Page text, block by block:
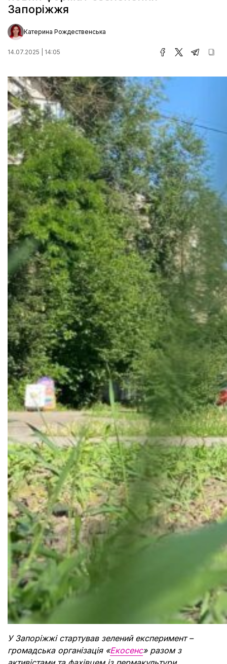
Запоріжжя
Катерина Рождественська
14.07.2025 | 14:05
У Запоріжжі стартував зелений експеримент –
громадська організація «Екосенс» разом з